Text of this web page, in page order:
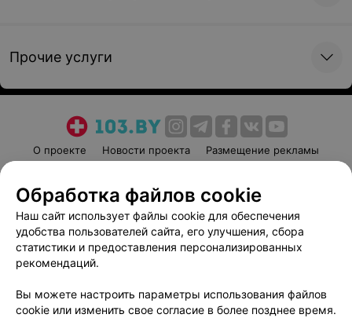
Прочие услуги
О проекте Новости проекта
Размещение рекламы
Пользовательское соглашение
Способы оплаты
Вакансии
Партнеры
Написать руководителю 103.by
Обработка персональных данных
Обработка файлов cookie
Наш сайт использует файлы cookie для обеспечения
удобства пользователей сайта, его улучшения, сбора
статистики и предоставления персонализированных
рекомендаций.
Вы можете настроить параметры использования файлов
cookie или изменить свое согласие в более позднее время.